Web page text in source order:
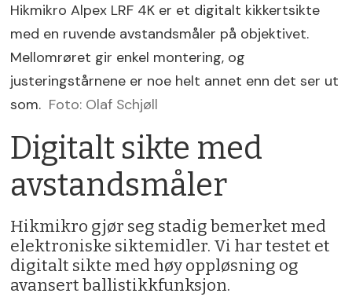
Hikmikro Alpex LRF 4K er et digitalt kikkertsikte
med en ruvende avstandsmåler på objektivet.
Mellomrøret gir enkel montering, og
justeringstårnene er noe helt annet enn det ser ut
som. Foto: Olaf Schjøll
Digitalt sikte med
avstandsmåler
Hikmikro gjør seg stadig bemerket med
elektroniske siktemidler. Vi har testet et
digitalt sikte med høy oppløsning og
avansert ballistikkfunksjon.